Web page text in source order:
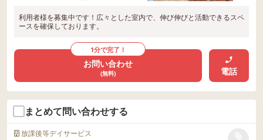
利用者様を募集中です！広々とした室内で、伸び伸びと活動できるスペ
ースを確保しております。
1分で完了！
お問い合わせ
(無料) 電話
まとめて問い合わせする
放課後等デイサービス